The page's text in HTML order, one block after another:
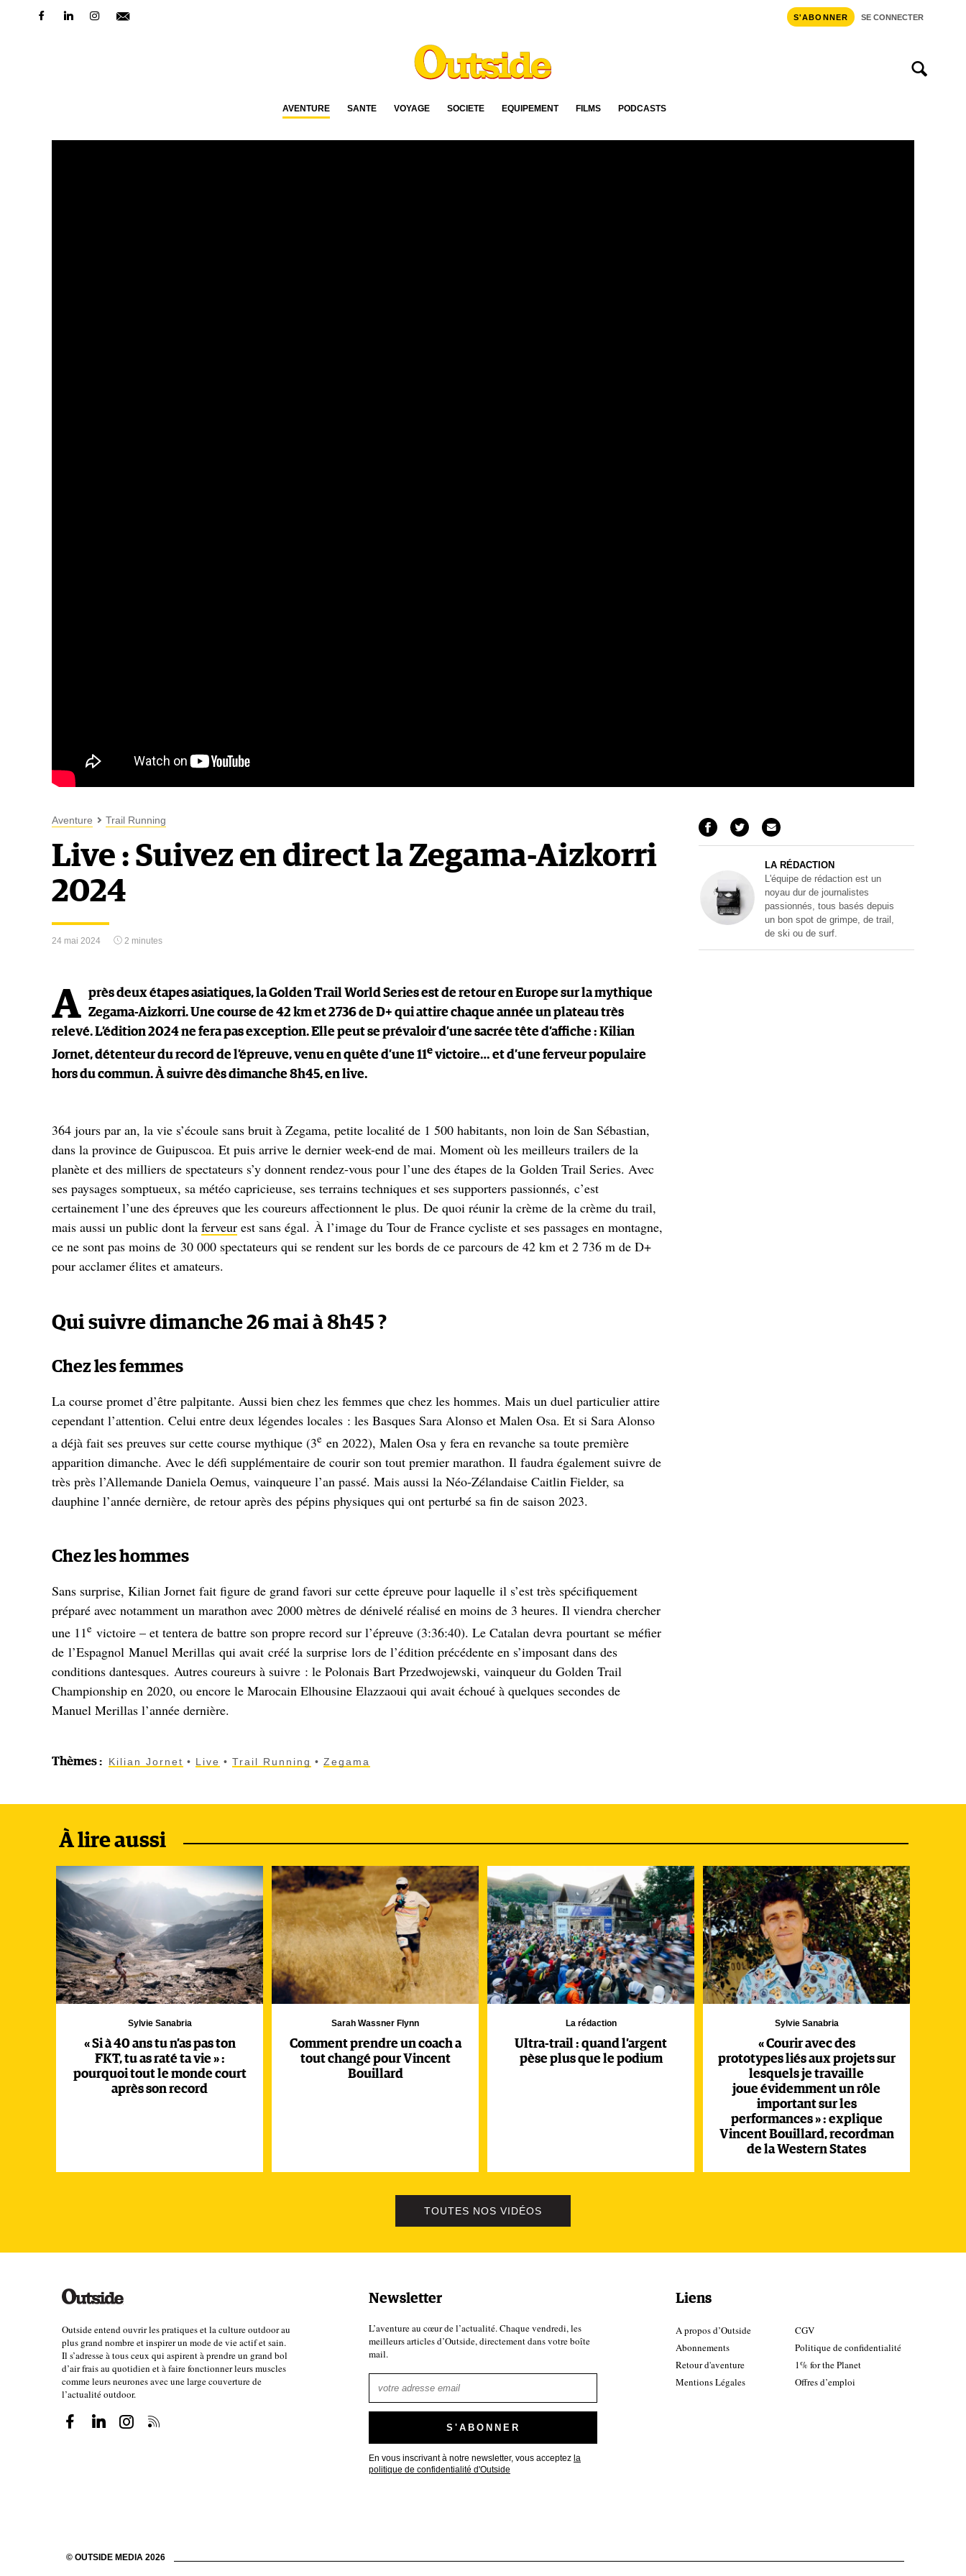
S'ABONNER SE CONNECTER
AVENTURE SANTÉ VOYAGE SOCIÉTÉ ÉQUIPEMENT FILMS PODCASTS
Aventure Trail Running
Live : Suivez en direct la Zegama-Aizkorri
2024
24 mai 2024 2 minutes
LA RÉDACTION
L'équipe de rédaction est un
noyau dur de journalistes
passionnés, tous basés depuis
un bon spot de grimpe, de trail,
de ski ou de surf.
A près deux étapes asiatiques, la Golden Trail World Series est de retour en Europe sur la mythique
Zegama-Aizkorri. Une course de 42 km et 2736 de D+ qui attire chaque année un plateau très
relevé. L’édition 2024 ne fera pas exception. Elle peut se prévaloir d’une sacrée tête d’affiche : Kilian
Jornet, détenteur du record de l’épreuve, venu en quête d’une 11e victoire… et d’une ferveur populaire
hors du commun. À suivre dès dimanche 8h45, en live.
364 jours par an, la vie s’écoule sans bruit à Zegama, petite localité de 1 500 habitants, non loin de San Sébastian,
dans la province de Guipuscoa. Et puis arrive le dernier week-end de mai. Moment où les meilleurs trailers de la
planète et des milliers de spectateurs s’y donnent rendez-vous pour l’une des étapes de la Golden Trail Series. Avec
ses paysages somptueux, sa météo capricieuse, ses terrains techniques et ses supporters passionnés, c’est
certainement l’une des épreuves que les coureurs affectionnent le plus. De quoi réunir la crème de la crème du trail,
mais aussi un public dont la ferveur est sans égal. À l’image du Tour de France cycliste et ses passages en montagne,
ce ne sont pas moins de 30 000 spectateurs qui se rendent sur les bords de ce parcours de 42 km et 2 736 m de D+
pour acclamer élites et amateurs.
Qui suivre dimanche 26 mai à 8h45 ?
Chez les femmes
La course promet d’être palpitante. Aussi bien chez les femmes que chez les hommes. Mais un duel particulier attire
cependant l’attention. Celui entre deux légendes locales : les Basques Sara Alonso et Malen Osa. Et si Sara Alonso
a déjà fait ses preuves sur cette course mythique (3e en 2022), Malen Osa y fera en revanche sa toute première
apparition dimanche. Avec le défi supplémentaire de courir son tout premier marathon. Il faudra également suivre de
très près l’Allemande Daniela Oemus, vainqueure l’an passé. Mais aussi la Néo-Zélandaise Caitlin Fielder, sa
dauphine l’année dernière, de retour après des pépins physiques qui ont perturbé sa fin de saison 2023.
Chez les hommes
Sans surprise, Kilian Jornet fait figure de grand favori sur cette épreuve pour laquelle il s’est très spécifiquement
préparé avec notamment un marathon avec 2000 mètres de dénivelé réalisé en moins de 3 heures. Il viendra chercher
une 11e victoire – et tentera de battre son propre record sur l’épreuve (3:36:40). Le Catalan devra pourtant se méfier
de l’Espagnol Manuel Merillas qui avait créé la surprise lors de l’édition précédente en s’imposant dans des
conditions dantesques. Autres coureurs à suivre : le Polonais Bart Przedwojewski, vainqueur du Golden Trail
Championship en 2020, ou encore le Marocain Elhousine Elazzaoui qui avait échoué à quelques secondes de
Manuel Merillas l’année dernière.
Thèmes: Kilian Jornet Live Trail Running Zegama
À lire aussi
Sylvie Sanabria
« Si à 40 ans tu n’as pas ton
FKT, tu as raté ta vie » :
pourquoi tout le monde court
après son record
Sarah Wassner Flynn
Comment prendre un coach a
tout changé pour Vincent
Bouillard
La rédaction
Ultra-trail : quand l’argent
pèse plus que le podium
Sylvie Sanabria
« Courir avec des
prototypes liés aux projets sur
lesquels je travaille
joue évidemment un rôle
important sur les
performances » : explique
Vincent Bouillard, recordman
de la Western States
TOUTES NOS VIDÉOS
Outside entend ouvrir les pratiques et la culture outdoor au
plus grand nombre et inspirer un mode de vie actif et sain.
Il s’adresse à tous ceux qui aspirent à prendre un grand bol
d’air frais au quotidien et à faire fonctionner leurs muscles
comme leurs neurones avec une large couverture de
l’actualité outdoor.
Newsletter
L’aventure au cœur de l’actualité. Chaque vendredi, les
meilleurs articles d’Outside, directement dans votre boîte
mail.
En vous inscrivant à notre newsletter, vous acceptez la
politique de confidentialité d'Outside
Liens
A propos d’Outside
Abonnements
Retour d'aventure
Mentions Légales
CGV
Politique de confidentialité
1% for the Planet
Offres d’emploi
© OUTSIDE MEDIA 2026